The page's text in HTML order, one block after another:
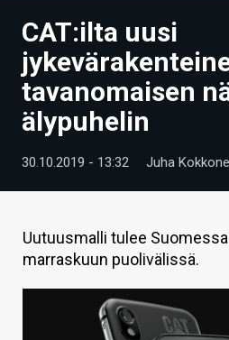
UUTISET
ARTIKKELIT
VIDEOT
TECHBBS
HINTA.FI
CAT:ilta uusi
tavanomaisen
älypuhelin
30.10.2019 - 13:32 Juha
Uutuusmalli tulee
marraskuun puolivälissä.